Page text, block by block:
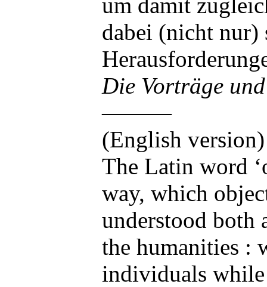
dabei (nicht nur)
Die Vorträge
———
(English version)
The Latin word
way, which
understood both
the humanities :
individuals while